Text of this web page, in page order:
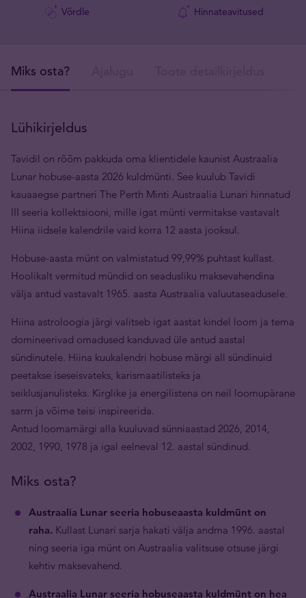
Võrdle Hinnateavitused
Miks osta?
Lühikirjeldus
Tavidil on rõõm pakkuda oma klientidele kaunist Austraalia
Lunar hobuse-aasta 2026 kuldmünti. See kuulub Tavidi
kauaaegse partneri The Perth Minti Austraalia Lunari hinnatud
III seeria kollektsiooni, mille igat münti vermitakse vastavalt
Hiina iidsele kalendrile vaid korra 12 aasta jooksul.
Hobuse-aasta münt on valmistatud 99,99% puhtast kullast.
Hoolikalt vermitud mündid on seadusliku maksevahendina
välja antud vastavalt 1965. aasta Austraalia valuutaseadusele.
Hiina astroloogia järgi valitseb igat aastat kindel loom ja tema
domineerivad omadused kanduvad üle antud aastal
sündinutele. Hiina kuukalendri hobuse märgi all sündinuid
peetakse iseseisvateks, karismaatilisteks ja
seiklusjanulisteks. Kirglike ja energilistena on neil loomupärane
sarm ja võime teisi inspireerida.
Antud loomamärgi alla kuuluvad sünniaastad 2026, 2014,
2002, 1990, 1978 ja igal eelneval 12. aastal sündinud.
Miks osta?
Austraalia Lunar seeria hobuseaasta kuldmünt on
raha. Kullast Lunari sarja hakati välja andma 1996. aastal
ning seeria iga münt on Austraalia valitsuse otsuse järgi
kehtiv maksevahend.
Austraalia Lunar seeria hobuseaasta kuldmünt on hea